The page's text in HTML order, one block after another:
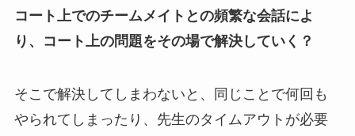
コート上でのチームメイトとの頻繁な会話によ
り、コート上の問題をその場で解決していく？
そこで解決してしまわないと、同じことで何回も
やられてしまったり、先生のタイムアウトが必要